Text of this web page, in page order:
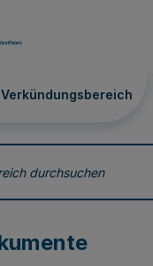
Verkündungsbereich
durchsuchen